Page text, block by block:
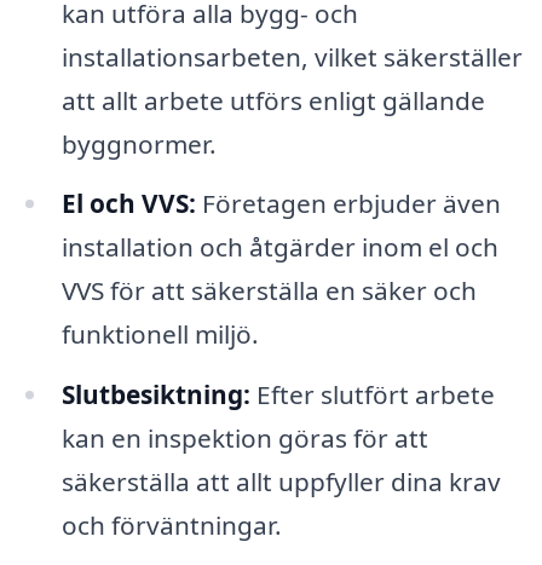
kan utföra alla bygg- och
installationsarbeten, vilket säkerställer
att allt arbete utförs enligt gällande
byggnormer.
El och VVS: Företagen erbjuder även
installation och åtgärder inom el och
VVS för att säkerställa en säker och
funktionell miljö.
Slutbesiktning: Efter slutfört arbete
kan en inspektion göras för att
säkerställa att allt uppfyller dina krav
och förväntningar.